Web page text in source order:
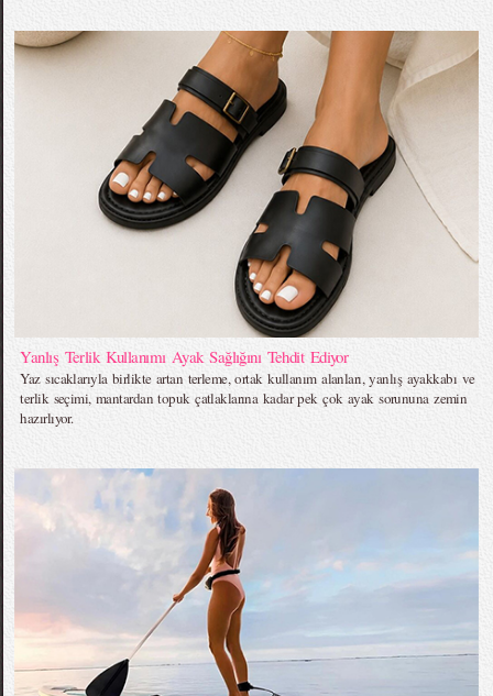
Yanlış Terlik Kullanımı Ayak Sağlığını Tehdit Ediyor
Yaz sıcaklarıyla birlikte artan terleme, ortak kullanım alanları, yanlış ayakkabı ve
terlik seçimi, mantardan topuk çatlaklarına kadar pek çok ayak sorununa zemin
hazırlıyor.